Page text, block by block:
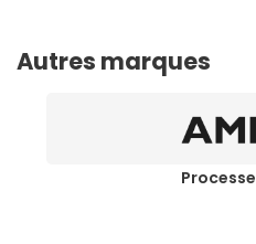
Autres marques